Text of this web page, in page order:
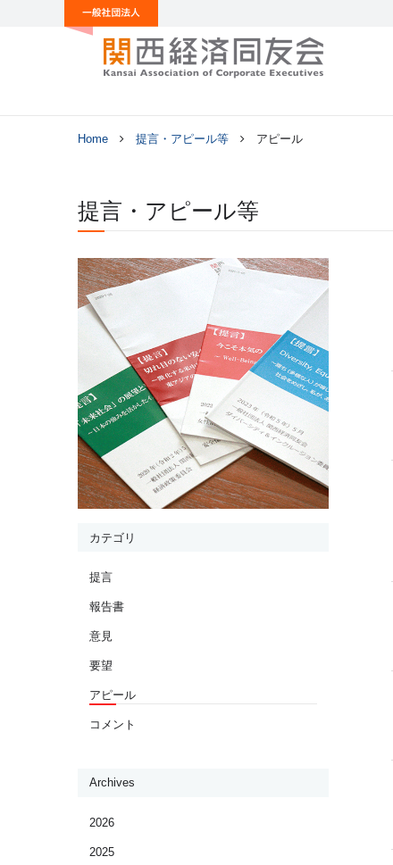
Home 提言・アピール等 アピール
提言・アピール等
カテゴリ
提言
報告書
意見
要望
アピール
コメント
Archives
2026
2025